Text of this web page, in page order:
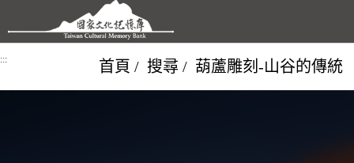
跳到主要內容區塊
::: 首頁 搜尋 葫蘆雕刻-山谷的傳統